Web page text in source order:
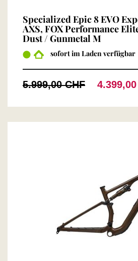
Specialized Epic 8 EVO
AXS, FOX Performance
Dust / Gunmetal M
sofort im Laden verfügbar
5.999,00 CHF